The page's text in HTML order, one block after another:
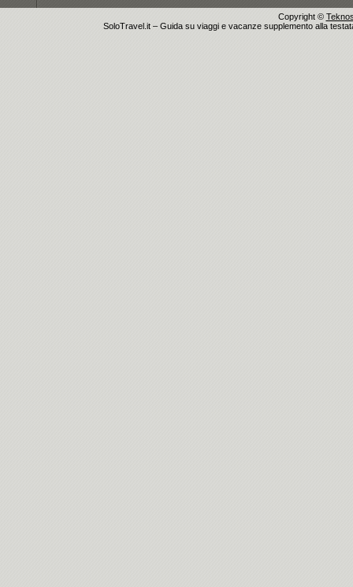
Copyright ©
SoloTravel.it – Guida su viaggi e vacanze supplemento alla